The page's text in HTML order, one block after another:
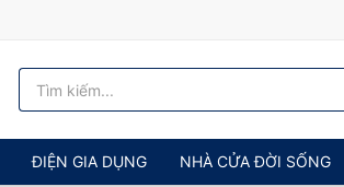
ĐIỆN GIA DỤNG NHÀ CỬA ĐỜI SỐNG